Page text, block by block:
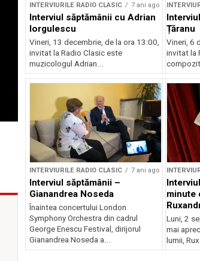
INTERVIURILE RADIO CLASIC 7 ani ago
Interviul săptămânii cu Adrian
Iorgulescu
Vineri, 13 decembrie, de la ora 13:00,
invitat la Radio Clasic este
muzicologul Adrian...
Țăranu
Vineri, 6
invitat la
INTERVIURILE RADIO CLASIC 7 ani ago
Interviul săptămânii –
Gianandrea Noseda
Înaintea concertului London
Symphony Orchestra din cadrul
George Enescu Festival, dirijorul
Gianandrea Noseda a...
minute
Luni, 2
mai
lumii,